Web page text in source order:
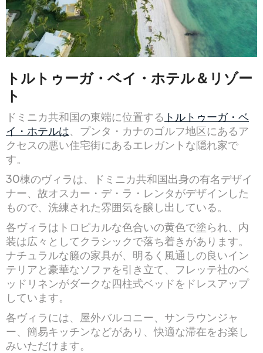
トルトゥーガ・ベイ・ホテル＆リゾー
ト
ドミニカ共和国の東端に位置する トルトゥーガ・ベ
イ・ホテルは、プンタ・カナのゴルフ地区にあるア
クセスの悪い住宅街にあるエレガントな隠れ家で
す。
30棟のヴィラは、ドミニカ共和国出身の有名デザイ
ナー、故オスカー・デ・ラ・レンタがデザインした
もので、洗練された雰囲気を醸し出している。
各ヴィラはトロピカルな色合いの黄色で塗られ、内
装は広々としてクラシックで落ち着きがあります。
ナチュラルな籐の家具が、明るく風通しの良いイン
テリアと豪華なソファを引き立て、フレッテ社のベ
ッドリネンがダークな四柱式ベッドをドレスアップ
しています。
各ヴィラには、屋外バルコニー、サンラウンジャ
ー、簡易キッチンなどがあり、快適な滞在をお楽し
みいただけます。